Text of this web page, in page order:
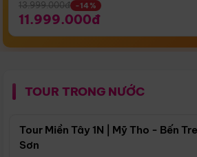
13.999.000đ -14%
11.999.000đ
TOUR TRONG NƯỚC
Tour Miền Tây 1N | Mỹ Tho - Bến
Sơn